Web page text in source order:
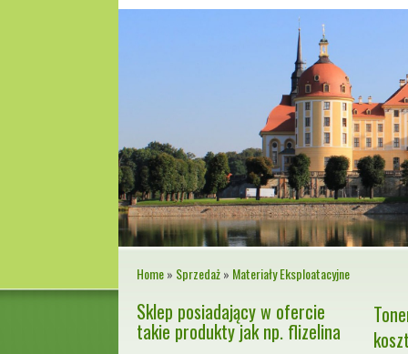
Home» Sprzedaż» Materiały Eksploatacyjne
Sklep posiadający w ofercie
takie produkty jak np. flizelina